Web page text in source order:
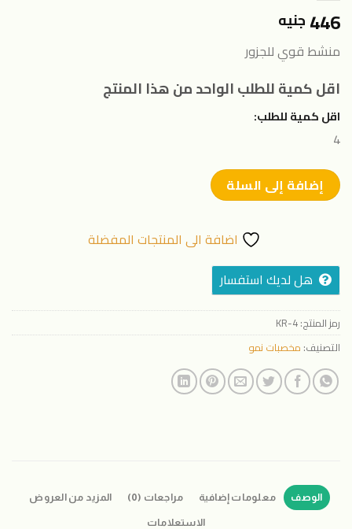
446 جنيه
منشط قوي للجزور
اقل كمية للطلب الواحد من هذا المنتج
اقل كمية للطلب:
4
إضافة إلى السلة
اضافة الى المنتجات المفضلة
هل لديك استفسار
رمز المنتج:KR-4
التصنيف: مخصبات نمو
الوصف معلومات إضافية مراجعات (0) المزيد من العروض
الاستعلامات